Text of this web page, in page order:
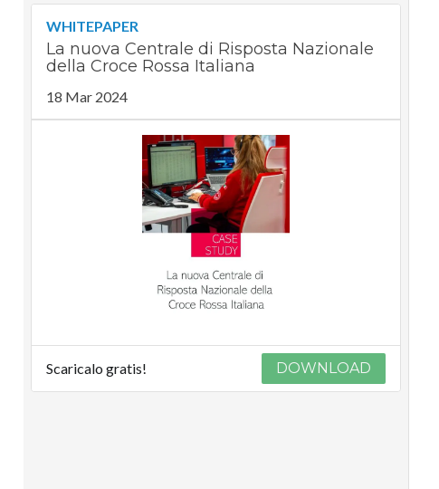
WHITEPAPER
La nuova Centrale di Risposta Nazionale
della Croce Rossa Italiana
18 Mar 2024
Scaricalo gratis! DOWNLOAD